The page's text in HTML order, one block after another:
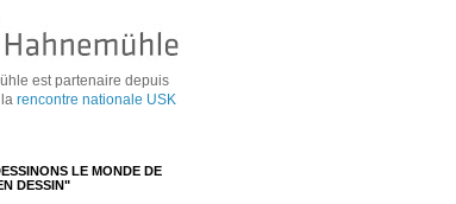
est partenaire depuis
rencontre nationale USK
LE MONDE DE
DESSIN"